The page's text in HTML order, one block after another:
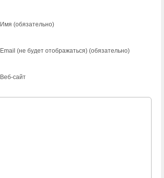
Имя (обязательно)
Email (не будет отображаться) (обязательно)
Веб-сайт